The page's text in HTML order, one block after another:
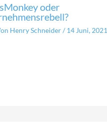
oder
Henry Schneider/ 14 Juni, 2021